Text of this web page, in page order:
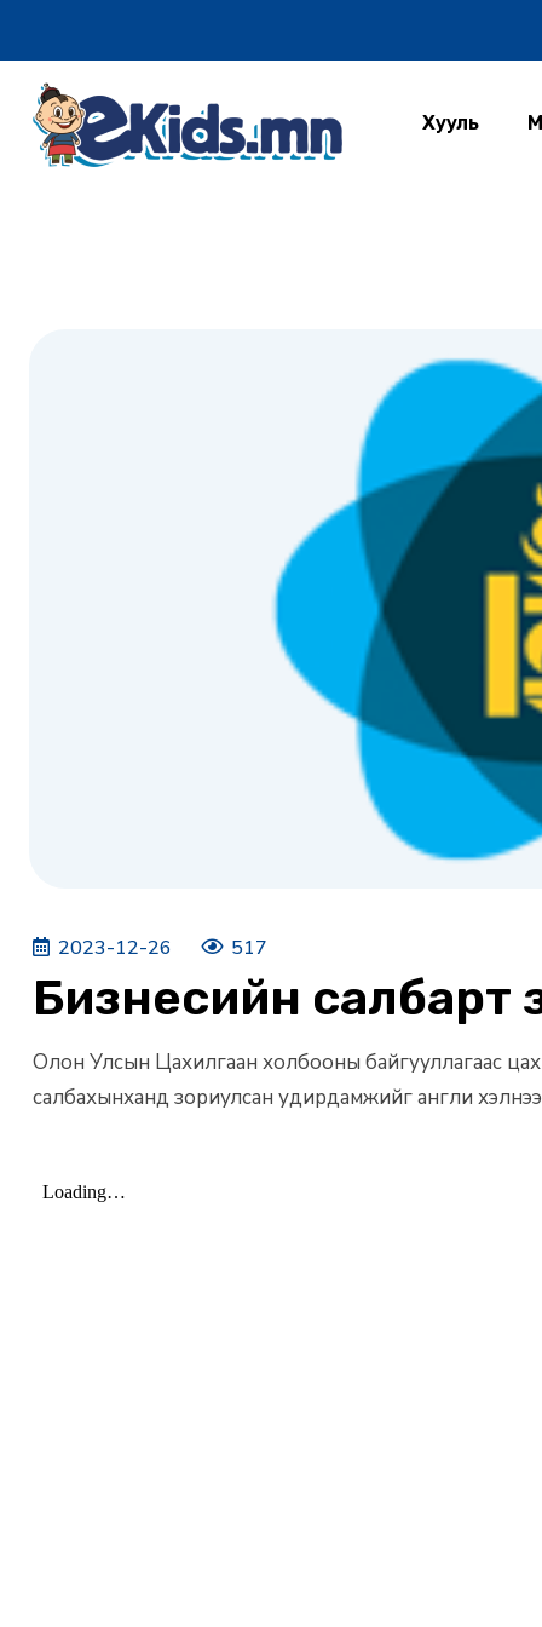
Хууль
2023-12-26 517
Бизнесийн
Олон Улсын Цахилгаан холбооны байгууллагаас
салбахынханд зориулсан удирдамжийг англи